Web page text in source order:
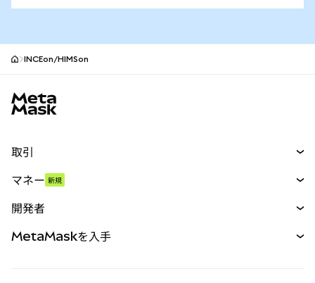
INCEon/HIMSon
取引
パーペチュアル
RWA
マネー 新規
開発者
MetaMaskを入手